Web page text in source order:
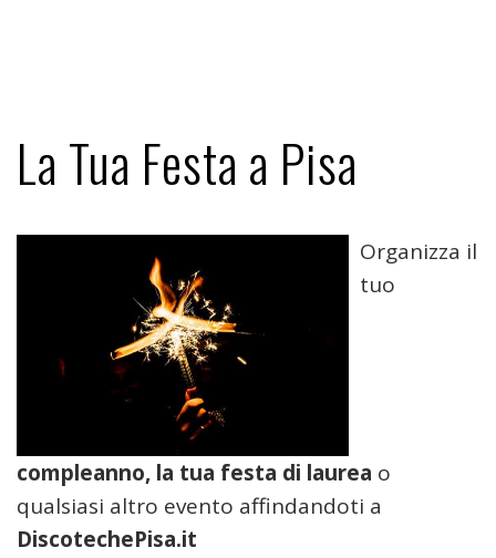
La Tua Festa a Pisa
Organizza il
tuo
compleanno, la tua festa di laurea o
qualsiasi altro evento affindandoti a
DiscotechePisa.it